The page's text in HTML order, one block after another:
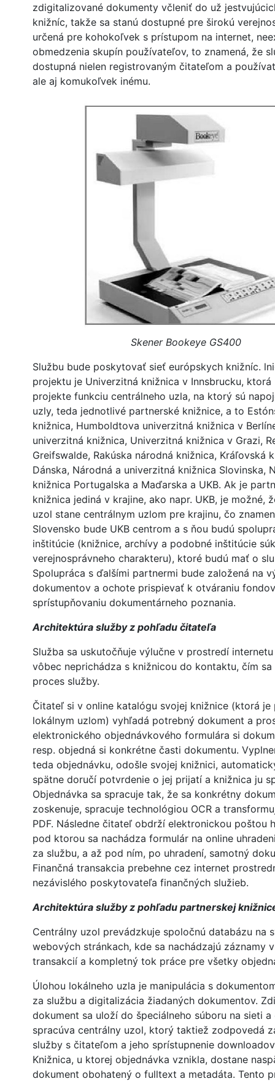
zdigitalizované dokumenty včleniť do už
knižníc, takže sa stanú dostupné pre širokú
určená pre kohokoľvek s prístupom na internet,
obmedzenia skupín používateľov, to znamená, že
dostupná nielen registrovaným čitateľom a
ale aj komukoľvek inému.
Skener Bookeye GS400
Službu bude poskytovať sieť európskych knižníc.
projektu je Univerzitná knižnica v Innsbrucku,
projekte funkciu centrálneho uzla, na ktorý sú
uzly, teda jednotlivé partnerské knižnice, a to
knižnica, Humboldtova univerzitná knižnica v
univerzitná knižnica, Univerzitná knižnica v Grazi,
Greifswalde, Rakúska národná knižnica, Kráľovská
Dánska, Národná a univerzitná knižnica Slovinska,
knižnica Portugalska a Maďarska a UKB. Ak je
knižnica jediná v krajine, ako napr. UKB, je možné,
uzol stane centrálnym uzlom pre krajinu, čo
Slovensko bude UKB centrom a s ňou budú
inštitúcie (knižnice, archívy a podobné inštitúcie
verejnosprávneho charakteru), ktoré budú mať o
Spolupráca s ďalšími partnermi bude založená na
dokumentov a ochote prispievať k otváraniu
sprístupňovaniu dokumentárneho poznania.
Architektúra služby z pohľadu čitateľa
Služba sa uskutočňuje výlučne v prostredí
vôbec neprichádza s knižnicou do kontaktu, čím
proces služby.
Čitateľ si v online katalógu svojej knižnice (ktorá je
lokálnym uzlom) vyhľadá potrebný dokument a
elektronického objednávkového formulára si
resp. objedná si konkrétne časti dokumentu.
teda objednávku, odošle svojej knižnici,
spätne doručí potvrdenie o jej prijatí a knižnica ju
Objednávka sa spracuje tak, že sa konkrétny
zoskenuje, spracuje technológiou OCR a
PDF. Následne čitateľ obdrží elektronickou poštou
pod ktorou sa nachádza formulár na online
za službu, a až pod ním, po uhradení, samotný
Finančná transakcia prebehne cez internet
nezávislého poskytovateľa finančných služieb.
Architektúra služby z pohľadu partnerskej
Centrálny uzol prevádzkuje spoločnú databázu na
webových stránkach, kde sa nachádzajú záznamy
transakcií a kompletný tok práce pre všetky
Úlohou lokálneho uzla je manipulácia s
za službu a digitalizácia žiadaných dokumentov.
dokument sa uloží do špeciálneho súboru na sieti a
spracúva centrálny uzol, ktorý taktiež zodpovedá
služby s čitateľom a jeho sprístupnenie
Knižnica, u ktorej objednávka vznikla, dostane
dokument obohatený o fulltext a metadáta. Tento